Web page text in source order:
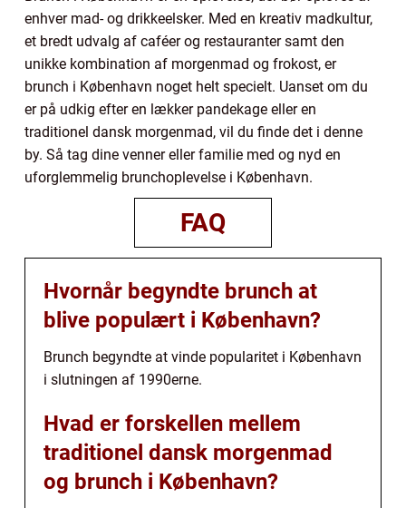
enhver mad- og drikkeelsker. Med en kreativ madkultur,
et bredt udvalg af caféer og restauranter samt den
unikke kombination af morgenmad og frokost, er
brunch i København noget helt specielt. Uanset om du
er på udkig efter en lækker pandekage eller en
traditionel dansk morgenmad, vil du finde det i denne
by. Så tag dine venner eller familie med og nyd en
uforglemmelig brunchoplevelse i København.
FAQ
Hvornår begyndte brunch at
blive populært i København?
Brunch begyndte at vinde popularitet i København
i slutningen af 1990erne.
Hvad er forskellen mellem
traditionel dansk morgenmad
og brunch i København?